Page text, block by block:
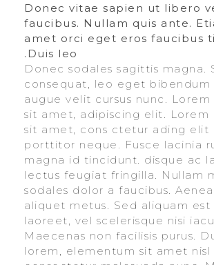
Donec vitae sapien ut libero
faucibus. Nullam quis ante.
amet orci eget eros faucibus
Duis leo.
Donec sodales sagittis magna.
consequat, leo eget bibendum
augue velit cursus nunc.
sit amet, adipiscing elit. Lorem
sit amet, cons ctetur ading elit
porttitor neque. Fusce lacinia
magna id tincidunt. disque ac
lectus feugiat fringilla. Nullam
sodales dolor a faucibus.
aliquet metus. Sed aliquam est
laoreet, vel scelerisque nisi
Maecenas non facilisis purus.
lorem, elementum sit amet nisl